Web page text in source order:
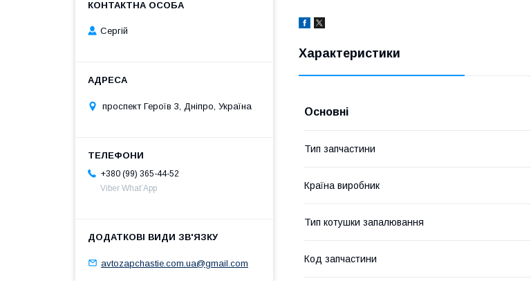
Характеристики
Основні
Тип запчастини
Країна виробник
Тип котушки запалювання
Код запчастини
Сергій
проспект Героїв 3, Дніпро, Україна
+380 (99) 365-44-52
Viber What’App
avtozapchastie.com.ua@gmail.com